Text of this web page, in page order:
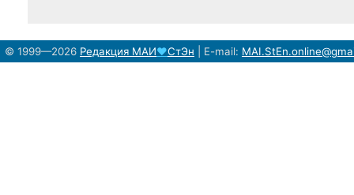
© 1999—2026 Редакция МАИ♥СтЭн E-mail: